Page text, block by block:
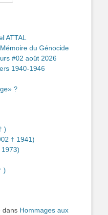
ATTAL
du Génocide
#02 août 2026
1940-1946
?
)
† 1941)
)
dans Hommages aux